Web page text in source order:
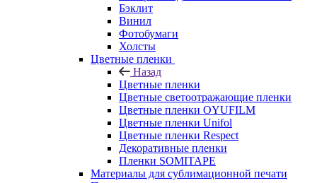
Бэклит
Винил
Фотобумаги
Холсты
Цветные пленки
Назад
Цветные пленки
Цветные светоотражающие пленки
Цветные пленки OYUFILM
Цветные пленки Unifol
Цветные пленки Respect
Декоративные пленки
Пленки SOMITAPE
Материалы для сублимационной печати